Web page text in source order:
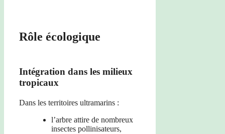
Rôle écologique
Intégration dans les milieux
tropicaux
Dans les territoires ultramarins :
l’arbre attire de nombreux
insectes pollinisateurs,